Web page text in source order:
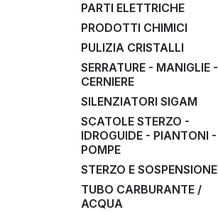
PARTI ELETTRICHE
PRODOTTI CHIMICI
PULIZIA CRISTALLI
SERRATURE - MANIGLIE -
CERNIERE
SILENZIATORI SIGAM
SCATOLE STERZO -
IDROGUIDE - PIANTONI -
POMPE
STERZO E SOSPENSIONE
TUBO CARBURANTE /
ACQUA